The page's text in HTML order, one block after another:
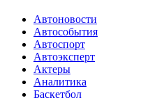
Автоновости
Автособытия
Автоспорт
Автоэксперт
Актеры
Аналитика
Баскетбол